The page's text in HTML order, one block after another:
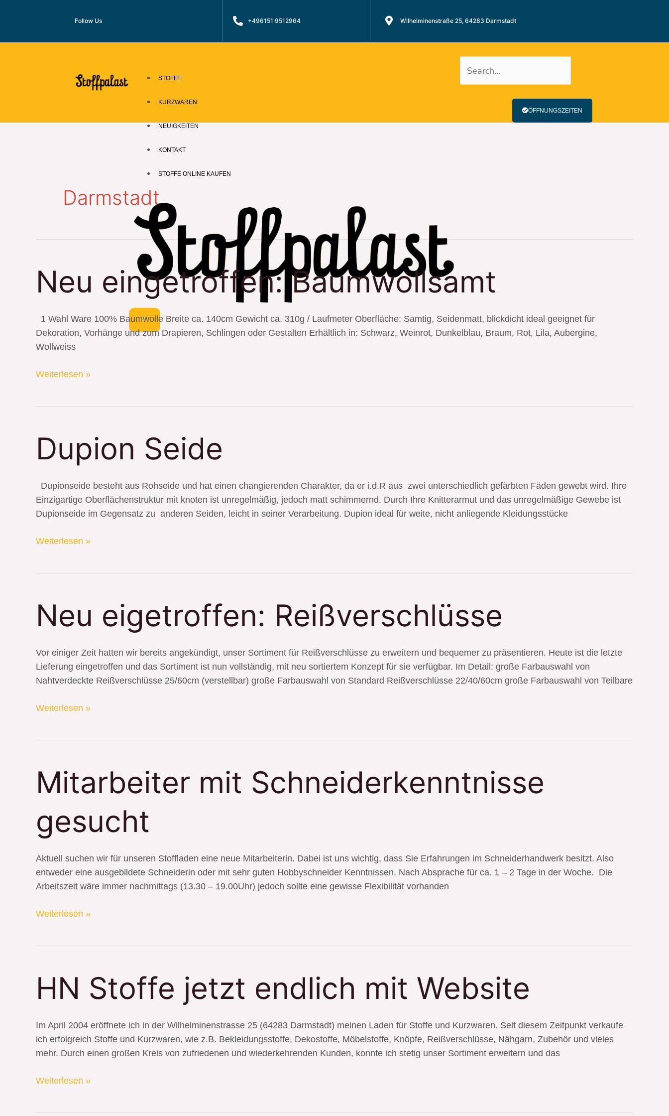
Follow Us +496151 9512964 Wilhelminenstraße 25, 64283 Darmstadt
STOFFE
KURZWAREN
NEUIGKEITEN
KONTAKT
STOFFE ONLINE KAUFEN
X
ÖFFNUNGSZEITEN
Darmstadt
Neu eingetroffen: Baumwollsamt
1 Wahl Ware 100% Baumwolle Breite ca. 140cm Gewicht ca. 310g / Laufmeter Oberfläche: Samtig, Seidenmatt, blickdicht ideal geeignet für
Dekoration, Vorhänge und zum Drapieren, Schlingen oder Gestalten Erhältlich in: Schwarz, Weinrot, Dunkelblau, Braum, Rot, Lila, Aubergine,
Wollweiss
Neu
eingetroffen:
Weiterlesen »
Dupion Seide
Dupionseide besteht aus Rohseide und hat einen changierenden Charakter, da er i.d.R aus zwei unterschiedlich gefärbten Fäden gewebt wird. Ihre
Einzigartige Oberflächenstruktur mit knoten ist unregelmäßig, jedoch matt schimmernd. Durch Ihre Knitterarmut und das unregelmäßige Gewebe ist
Dupionseide im Gegensatz zu anderen Seiden, leicht in seiner Verarbeitung. Dupion ideal für weite, nicht anliegende Kleidungsstücke
Dupion
Seide
Weiterlesen »
Neu eigetroffen: Reißverschlüsse
Vor einiger Zeit hatten wir bereits angekündigt, unser Sortiment für Reißverschlüsse zu erweitern und bequemer zu präsentieren. Heute ist die letzte
Lieferung eingetroffen und das Sortiment ist nun vollständig, mit neu sortiertem Konzept für sie verfügbar. Im Detail: große Farbauswahl von
Nahtverdeckte Reißverschlüsse 25/60cm (verstellbar) große Farbauswahl von Standard Reißverschlüsse 22/40/60cm große Farbauswahl von Teilbare
Neu
eigetroffen:
Reißverschlüsse
Weiterlesen »
Mitarbeiter mit Schneiderkenntnisse
gesucht
Aktuell suchen wir für unseren Stoffladen eine neue Mitarbeiterin. Dabei ist uns wichtig, dass Sie Erfahrungen im Schneiderhandwerk besitzt. Also
entweder eine ausgebildete Schneiderin oder mit sehr guten Hobbyschneider Kenntnissen. Nach Absprache für ca. 1 – 2 Tage in der Woche. Die
Arbeitszeit wäre immer nachmittags (13.30 – 19.00Uhr) jedoch sollte eine gewisse Flexibilität vorhanden
Mitarbeiter
mit
Schneiderkenntnisse
Weiterlesen »
HN Stoffe jetzt endlich mit Website
Im April 2004 eröffnete ich in der Wilhelminenstrasse 25 (64283 Darmstadt) meinen Laden für Stoffe und Kurzwaren. Seit diesem Zeitpunkt verkaufe
ich erfolgreich Stoffe und Kurzwaren, wie z.B. Bekleidungsstoffe, Dekostoffe, Möbelstoffe, Knöpfe, Reißverschlüsse, Nähgarn, Zubehör und vieles
mehr. Durch einen großen Kreis von zufriedenen und wiederkehrenden Kunden, konnte ich stetig unser Sortiment erweitern und das
HN
Stoffe
mit
Website
Weiterlesen »